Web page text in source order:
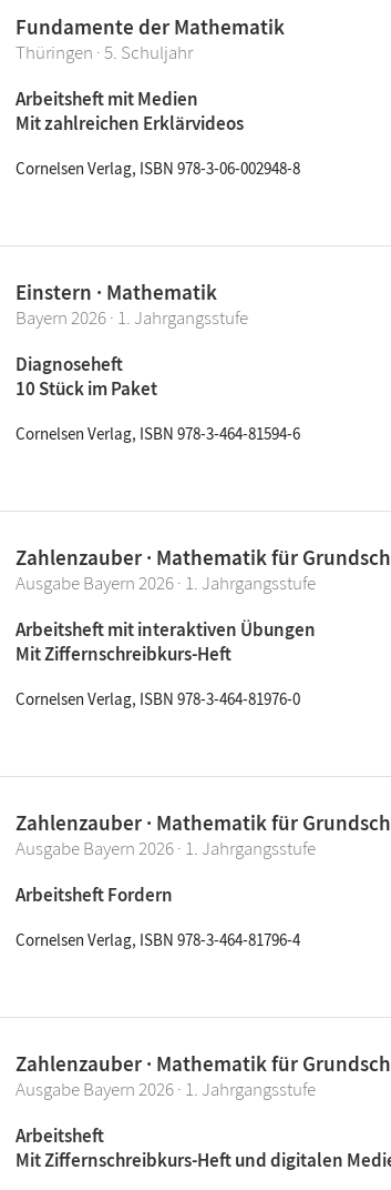
Fundamente der Mathematik
Thüringen · 5. Schuljahr
Arbeitsheft mit Medien
Mit zahlreichen Erklärvideos
Cornelsen Verlag, ISBN 978-3-06-002948-8
Einstern · Mathematik
Bayern 2026 · 1. Jahrgangsstufe
Diagnoseheft
10 Stück im Paket
Cornelsen Verlag, ISBN 978-3-464-81594-6
Zahlenzauber · Mathematik für
Ausgabe Bayern 2026 · 1. Jahrgangsstufe
Arbeitsheft mit interaktiven Übungen
Mit Ziffernschreibkurs-Heft
Cornelsen Verlag, ISBN 978-3-464-81976-0
Zahlenzauber · Mathematik für
Ausgabe Bayern 2026 · 1. Jahrgangsstufe
Arbeitsheft Fordern
Cornelsen Verlag, ISBN 978-3-464-81796-4
Zahlenzauber · Mathematik für
Ausgabe Bayern 2026 · 1. Jahrgangsstufe
Arbeitsheft
Mit Ziffernschreibkurs-Heft und digitalen